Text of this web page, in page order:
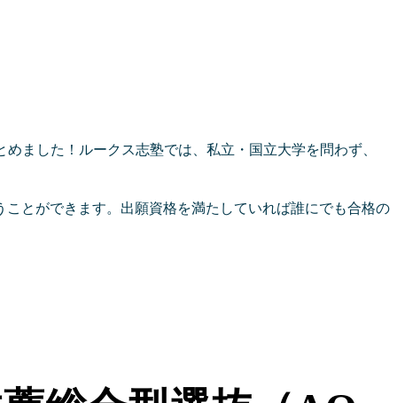
ました！ルークス志塾では、私立・国立大学を問わず、
とができます。出願資格を満たしていれば誰にでも合格の